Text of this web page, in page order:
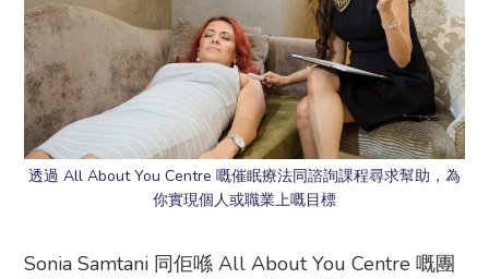
透過 All About You Centre 嘅催眠療法同諮詢課程尋求幫助，為
你實現個人或職業上嘅目標
Sonia Samtani 同佢喺 All About You Centre 嘅團